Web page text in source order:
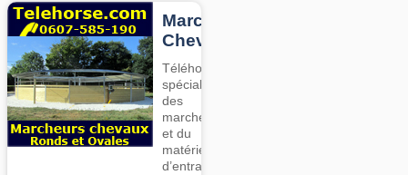
Marcheurs
Chevaux
Téléhorse,
spécialiste
des
marcheurs
et du
matériel
d’entrainement